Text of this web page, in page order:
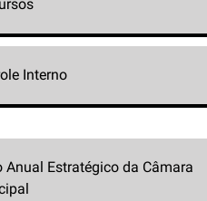
Interno
Anual Estratégico da Câmara